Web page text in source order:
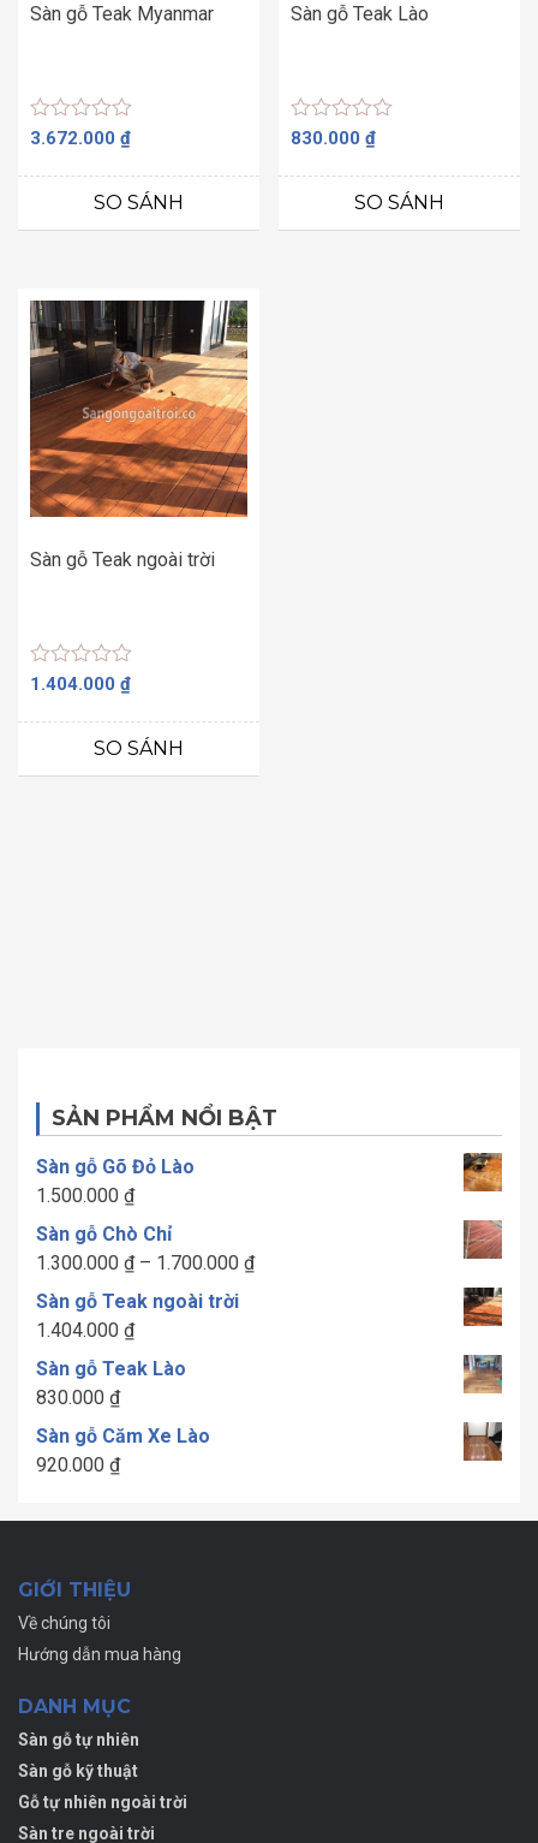
Sàn gỗ Teak Myanmar
Được
hạng
sao
3.672.000 ₫
SO SÁNH
Sàn gỗ Teak Lào
Được
hạng
sao
830.000₫
SO SÁNH
Sàn gỗ Teak ngoài trời
Được
hạng
sao
1.404.000 ₫
SO SÁNH
SẢN PHẨM NỔI BẬT
Sàn gỗ Gõ Đỏ Lào
1.500.000 ₫
Sàn gỗ Chò Chỉ
1.300.000 ₫ – 1.700.000 ₫Khoảng
Sàn gỗ Teak ngoài trời
1.404.000 ₫
Sàn gỗ Teak Lào
830.000 ₫
Sàn gỗ Căm Xe Lào
920.000 ₫
GIỚI THIỆU
Về chúng tôi
Hướng dẫn mua hàng
DANH MỤC
Sàn gỗ tự nhiên
Sàn gỗ kỹ thuật
Gỗ tự nhiên ngoài trời
Sàn tre ngoài trời